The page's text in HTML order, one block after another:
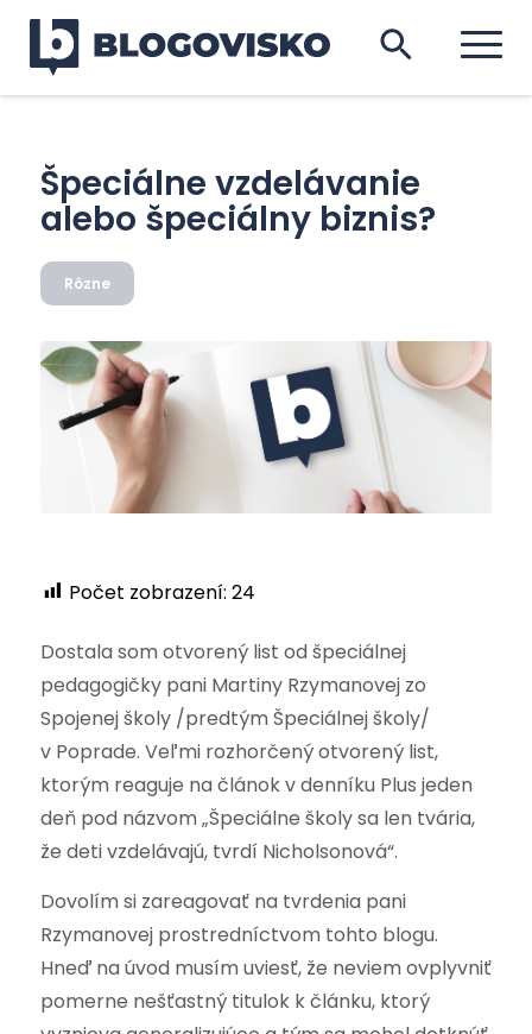
Špeciálne vzdelávanie
alebo špeciálny biznis?
Rôzne
Počet zobrazení: 24
Dostala som otvorený list od špeciálnej
pedagogičky pani Martiny Rzymanovej zo
Spojenej školy /predtým Špeciálnej školy/
v Poprade. Veľmi rozhorčený otvorený list,
ktorým reaguje na článok v denníku Plus jeden
deň pod názvom „Špeciálne školy sa len tvária,
že deti vzdelávajú, tvrdí Nicholsonová“.
Dovolím si zareagovať na tvrdenia pani
Rzymanovej prostredníctvom tohto blogu.
Hneď na úvod musím uviesť, že neviem ovplyvniť
pomerne nešťastný titulok k článku, ktorý